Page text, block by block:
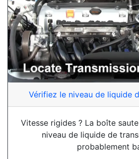
Vérifiez le niveau de liquide
Vitesse rigides ? La boîte
niveau de liquide de
probablement